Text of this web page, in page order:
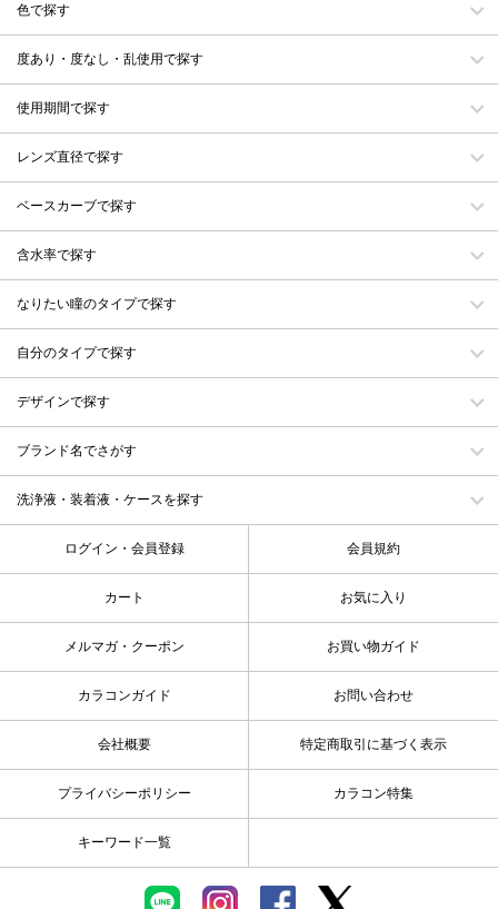
色で探す
度あり・度なし・乱使用で探す
使用期間で探す
レンズ直径で探す
ベースカーブで探す
含水率で探す
なりたい瞳のタイプで探す
自分のタイプで探す
デザインで探す
ブランド名でさがす
洗浄液・装着液・ケースを探す
ログイン・会員登録 会員規約
カート お気に入り
メルマガ・クーポン お買い物ガイド
カラコンガイド お問い合わせ
会社概要 特定商取引に基づく表示
プライバシーポリシー カラコン特集
キーワード一覧